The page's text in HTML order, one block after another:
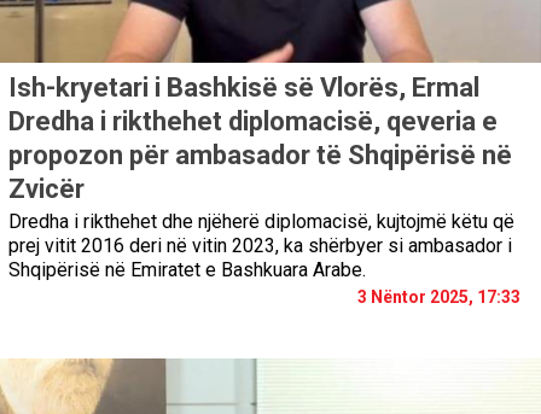
Ish-kryetari i Bashkisë së Vlorës, Ermal
Dredha i rikthehet diplomacisë, qeveria e
propozon për ambasador të Shqipërisë në
Zvicër
Dredha i rikthehet dhe njëherë diplomacisë, kujtojmë këtu që
prej vitit 2016 deri në vitin 2023, ka shërbyer si ambasador i
Shqipërisë në Emiratet e Bashkuara Arabe.
3 Nëntor 2025, 17:33